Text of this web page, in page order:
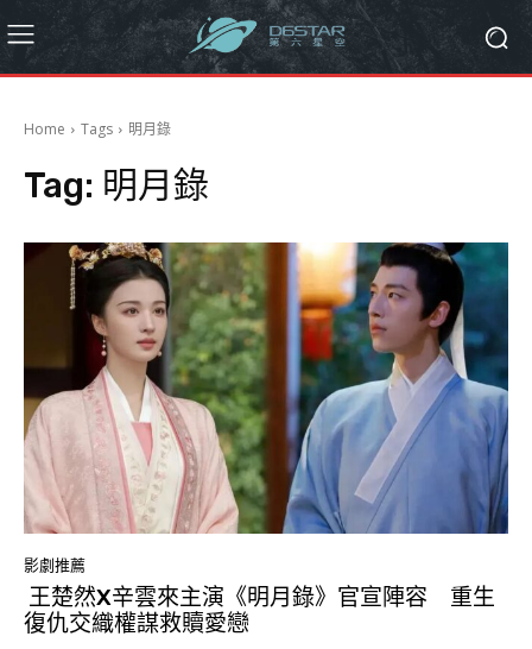
Home Tags 明月錄
Tag: 明月錄
影劇推薦
王楚然X辛雲來主演《明月錄》官宣陣容 重生
復仇交織權謀救贖愛戀